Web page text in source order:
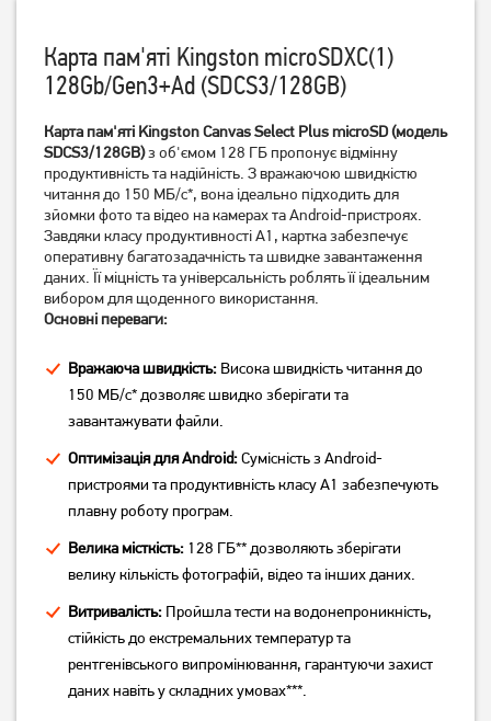
Карта пам'яті Wibrand
microSDXC 128GB Class 10
UHS-I U3 + SD адаптер
(WICDHU3/128GB-A)
1 169грн
Карта пам'яті Wibrand
microSDXC 128GB Class 10
UHS-I U3 (WICDHU3/128GB)
1 169грн
Карта пам'яті Kingston
Canvas Select Plus
microSDXC 128GB UHS-I U1
V10 (SDCS3/128GBSP)
1 249
Карта пам'яті Kingston
V10 (SDCS3/64GBSP)
849
Карта пам'яті Kingston microSDXC(1)
128Gb/Gen3+Ad (SDCS3/128GB)
Карта пам'яті Kingston Canvas Select Plus microSD (модель
SDCS3/128GB)з об'ємом 128 ГБ пропонує відмінну
продуктивність та надійність. З вражаючою швидкістю
читання до 150 МБ/с*, вона ідеально підходить для
зйомки фото та відео на камерах та Android-пристроях.
Завдяки класу продуктивності A1, картка забезпечує
оперативну багатозадачність та швидке завантаження
даних. Її міцність та універсальність роблять її ідеальним
вибором для щоденного використання.
Основні переваги:
Вражаюча швидкість: Висока швидкість читання до
150 МБ/с* дозволяє швидко зберігати та
завантажувати файли.
Оптимізація для Android:Сумісність з Android-
пристроями та продуктивність класу A1 забезпечують
плавну роботу програм.
Велика місткість: 128 ГБ** дозволяють зберігати
велику кількість фотографій, відео та інших даних.
Витривалість: Пройшла тести на водонепроникність,
стійкість до екстремальних температур та
рентгенівського випромінювання, гарантуючи захист
даних навіть у складних умовах***.